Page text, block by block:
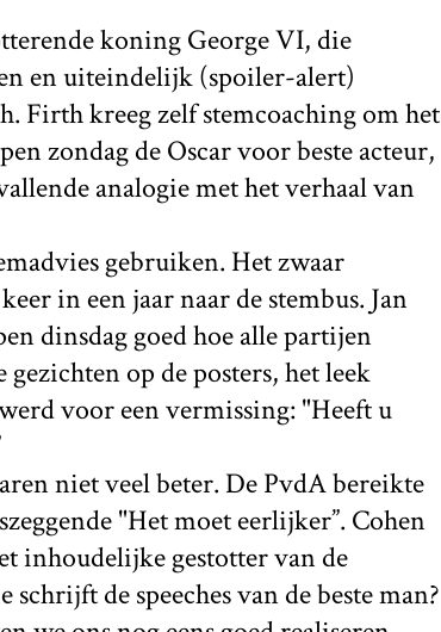
koning George VI, die
en uiteindelijk (spoiler-alert)
Firth kreeg zelf stemcoaching om het
zondag de Oscar voor beste acteur,
analogie met het verhaal van
gebruiken. Het zwaar
in een jaar naar de stembus. Jan
dinsdag goed hoe alle partijen
op de posters, het leek
voor een vermissing: "Heeft u
niet veel beter. De PvdA bereikte
"Het moet eerlijker”. Cohen
inhoudelijke gestotter van de
de speeches van de beste man?